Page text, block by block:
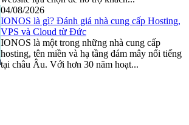
04/08/2026
IONOS là gì? Đánh giá nhà cung cấp Hosting,
VPS và Cloud từ Đức
IONOS là một trong những nhà cung cấp
hosting, tên miền và hạ tầng đám mây nổi tiếng
tại châu Âu. Với hơn 30 năm hoạt...